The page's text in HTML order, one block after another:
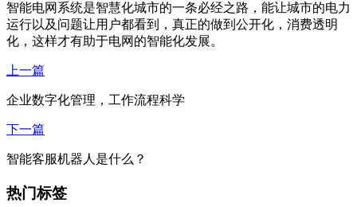
智能电网系统是智慧化城市的一条必经之路，能让城市的电力
运行以及问题让用户都看到，真正的做到公开化，消费透明
化，这样才有助于电网的智能化发展。
上一篇
企业数字化管理，工作流程科学
下一篇
智能客服机器人是什么？
热门标签